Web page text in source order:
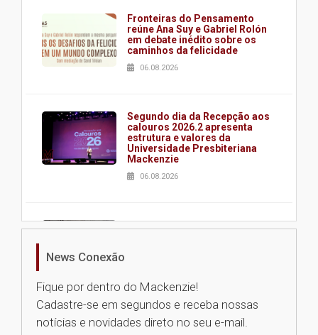
Fronteiras do Pensamento
reúne Ana Suy e Gabriel Rolón
em debate inédito sobre os
caminhos da felicidade
06.08.2026
Segundo dia da Recepção aos
calouros 2026.2 apresenta
estrutura e valores da
Universidade Presbiteriana
Mackenzie
06.08.2026
Nova apresentação do Centro
Universidade Mackenzie
realizará nova edição da Feira
News Conexão
Fique por dentro do Mackenzie!
Cadastre-se em segundos e receba nossas
notícias e novidades direto no seu e-mail.